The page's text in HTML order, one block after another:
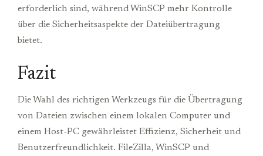
erforderlich sind, während WinSCP mehr Kontrolle
über die Sicherheitsaspekte der Dateiübertragung
bietet.
Fazit
Die Wahl des richtigen Werkzeugs für die Übertragung
von Dateien zwischen einem lokalen Computer und
einem Host-PC gewährleistet Effizienz, Sicherheit und
Benutzerfreundlichkeit. FileZilla, WinSCP und